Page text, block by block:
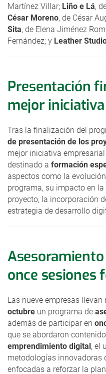
Martínez Villar; Liño e Lá,
César Moreno, de César
Sita, de Elena Jiménez
Fernández; y Leather
Presentación
mejor iniciativa
Tras la finalización del
de presentación de los
mejor iniciativa
destinado a formación
aspectos como la
programa, su impacto en
proyecto, la incorporación
estrategia de desarrollo
once sesiones
Las nueve empresas
octubre un programa de
además de participar en
que se abordaron
emprendimiento digital, el
metodologías innovadoras
enfocadas a reforzar la